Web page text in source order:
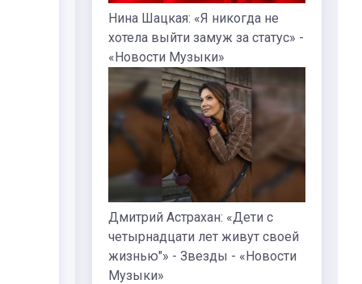
Нина Шацкая: «Я никогда не
хотела выйти замуж за статус» -
«Новости Музыки»
Дмитрий Астрахан: «Дети с
четырнадцати лет живут своей
жизнью"» - Звезды - «Новости
Музыки»